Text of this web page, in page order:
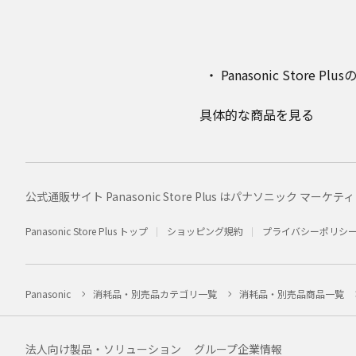
Panasonic Store Plus
具体的な商品を見る
公式通販サイト Panasonic Store Plus はパナソニック マーケテ
Panasonic Store Plus トップ ショッピング規約 プライバシーポリシー
Panasonic 消耗品・別売品カテゴリ一覧 消耗品・別売品商品一覧
法人向け製品・ソリューション グループ企業情報